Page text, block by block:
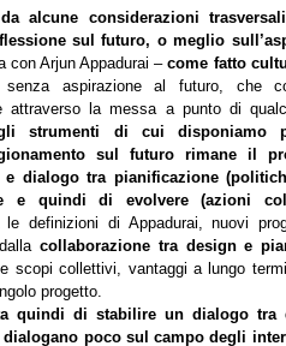
alcune considerazioni
sul futuro, o meglio
con Arjun Appadurai –come fatto
aspirazione al futuro, che
attraverso la messa a punto di
strumenti di cui disponiamo
sul futuro rimane il
dialogo tra pianificazione
e quindi di evolvere (azioni
le definizioni di Appadurai, nuovi
collaborazione tra design e
scopi collettivi, vantaggi a lungo
progetto.
quindi di stabilire un dialogo tra
poco sul campo degli